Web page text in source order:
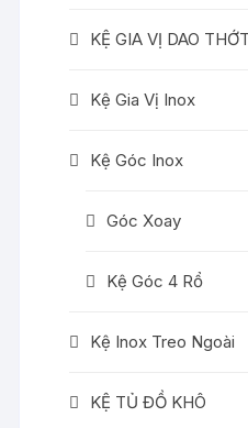
KỆ GIA VỊ DAO THỚT
Kệ Gia Vị Inox
Kệ Góc Inox
Góc Xoay
Kệ Góc 4 Rổ
Kệ Inox Treo Ngoài
KỆ TỦ ĐỒ KHÔ